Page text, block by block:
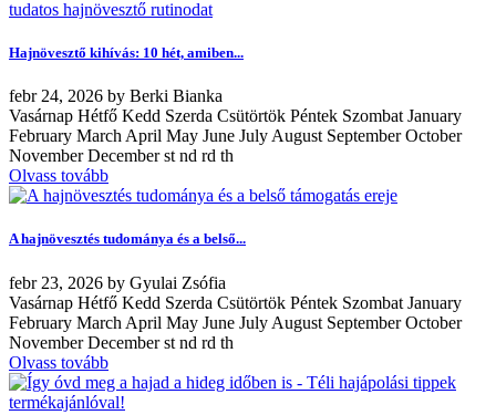
Hajnövesztő kihívás: 10 hét, amiben...
febr 24, 2026 by Berki Bianka
Vasárnap Hétfő Kedd Szerda Csütörtök Péntek Szombat January
February March April May June July August September October
November December st nd rd th
Olvass tovább
A hajnövesztés tudománya és a belső...
febr 23, 2026 by Gyulai Zsófia
Vasárnap Hétfő Kedd Szerda Csütörtök Péntek Szombat January
February March April May June July August September October
November December st nd rd th
Olvass tovább